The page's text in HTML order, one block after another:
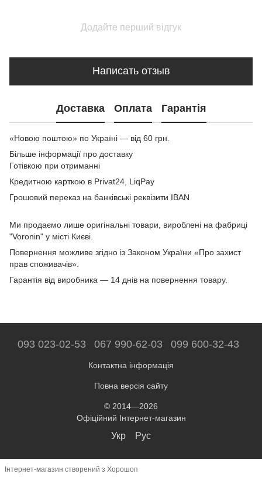
Додайте перший відгук
Написать отзыв
Доставка Оплата Гарантія
«Новою поштою» по Україні — від 60 грн.
Більше інформації про доставку
Готівкою при отриманні
Кредитною карткою в Privat24, LiqPay
Грошовий переказ на банківські реквізити IBAN
Ми продаємо лише оригінальні товари, вироблені на фабриці
"Voronin" у місті Києві.
Повернення можливе згідно із Законом України «Про захист
прав споживачів».
Гарантія від виробника — 14 днів на повернення товару.
093 023-02-53 067 990-62-03 099 600-32-43
Контактна інформація
Повна версія сайту
© 2014—2026
Офіційний Інтернет-магазин
Укр Рус
Інтернет-магазин створений з Хорошоп